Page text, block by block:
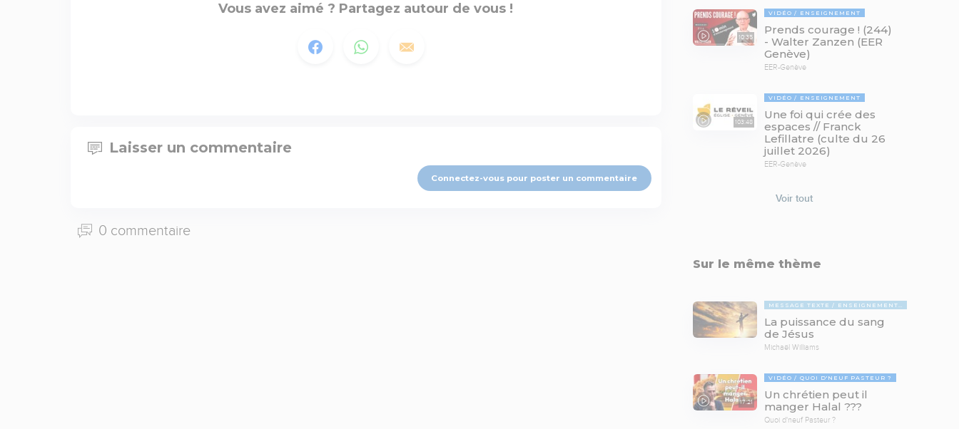
Vous avez aimé ? Partagez autour de vous !
Laisser un commentaire
Connectez-vous pour poster un commentaire
0 commentaire
10:35
VIDÉO ENSEIGNEMENT
Prends courage ! (244)
- Walter Zanzen (EER
Genève)
EER-Genève
103:48
VIDÉO ENSEIGNEMENT
Une foi qui crée des
espaces // Franck
Lefillatre (culte du 26
juillet 2026)
EER-Genève
Voir tout
Sur le même thème
MESSAGE TEXTE ENSEIGNEMENTS BIBLIQUES
La puissance du sang
de Jésus
Michaël Williams
17:21
VIDÉO QUOI D'NEUF PASTEUR ?
Un chrétien peut il
manger Halal ???
Quoi d'neuf Pasteur ?